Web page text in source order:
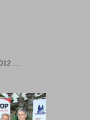
....